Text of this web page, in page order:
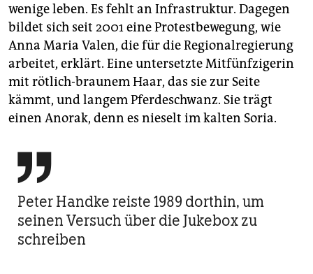
wenige leben. Es fehlt an Infrastruktur. Dagegen
bildet sich seit 2001 eine Protestbewegung, wie
Anna Maria Valen, die für die Regionalregierung
arbeitet, erklärt. Eine untersetzte Mitfünfzigerin
mit rötlich-braunem Haar, das sie zur Seite
kämmt, und langem Pferdeschwanz. Sie trägt
einen Anorak, denn es nieselt im kalten Soria.

Peter Handke reiste 1989 dorthin, um
seinen Versuch über die Jukebox zu
schreiben